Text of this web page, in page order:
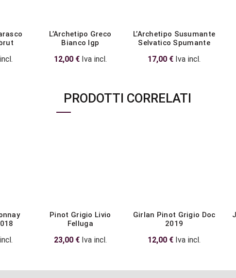
L’Archetipo Greco
Bianco Igp
12,00 € Iva incl.
L’Archetipo Susumante
Selvatico Spumante
17,00 € Iva incl.
PRODOTTI CORRELATI
Pinot Grigio Livio
Felluga
23,00 € Iva incl.
Girlan Pinot Grigio Doc
2019
12,00 € Iva incl.